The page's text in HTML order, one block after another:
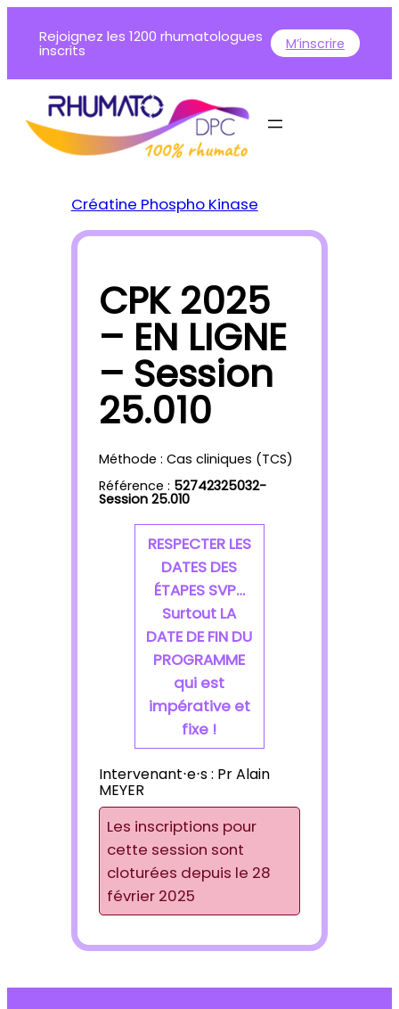
Rejoignez les 1200 rhumatologues
inscrits M’inscrire
Créatine Phospho Kinase
CPK 2025
– EN LIGNE
– Session
25.010
Méthode : Cas cliniques (TCS)
Référence : 52742325032-
Session 25.010
RESPECTER LES
DATES DES
ÉTAPES SVP…
Surtout LA
DATE DE FIN DU
PROGRAMME
qui est
impérative et
fixe !
Intervenant⋅e⋅s : Pr Alain
MEYER
Les inscriptions pour
cette session sont
cloturées depuis le 28
février 2025